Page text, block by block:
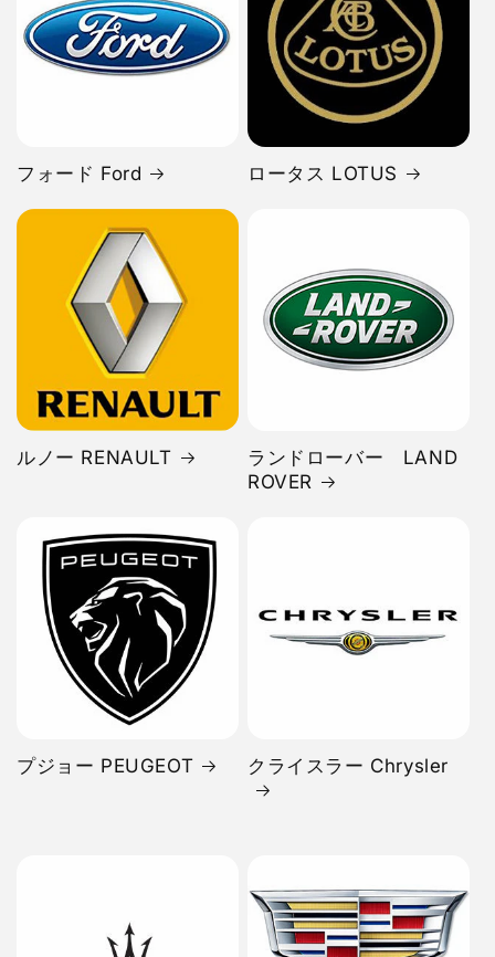
フォード Ford ロータス LOTUS
ルノー RENAULT
ランドローバー LAND
ROVER
プジョー PEUGEOT クライスラー Chrysler